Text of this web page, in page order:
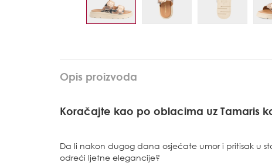
Opis proizvoda
Koračajte kao po oblacima uz Tamaris
Da li nakon dugog dana osjećate umor i pritisak u
odreći ljetne elegancije?